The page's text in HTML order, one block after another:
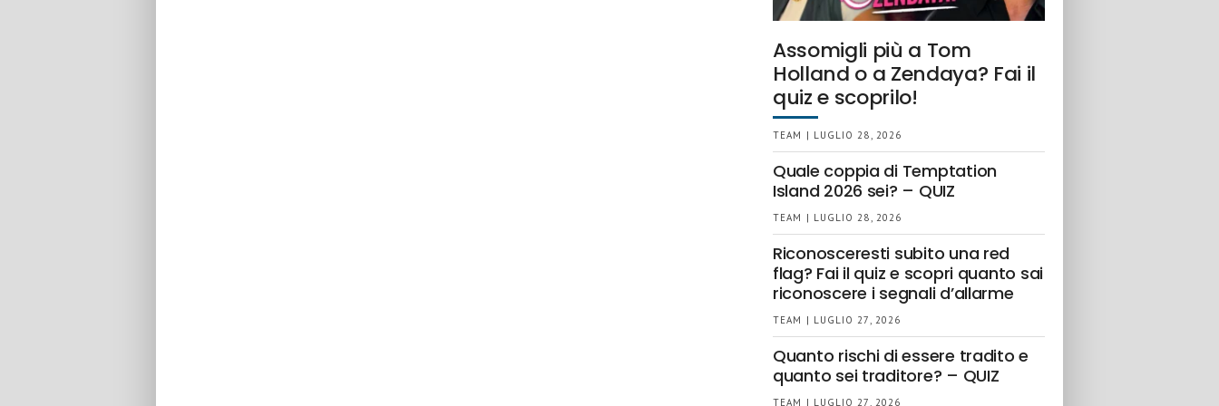
Assomigli più a Tom
Holland o a Zendaya? Fai il
quiz e scoprilo!
TEAM | LUGLIO 28, 2026
Quale coppia di Temptation
Island 2026 sei? – QUIZ
TEAM | LUGLIO 28, 2026
Riconosceresti subito una red
flag? Fai il quiz e scopri quanto sai
riconoscere i segnali d’allarme
TEAM | LUGLIO 27, 2026
Quanto rischi di essere tradito e
quanto sei traditore? – QUIZ
TEAM | LUGLIO 27, 2026